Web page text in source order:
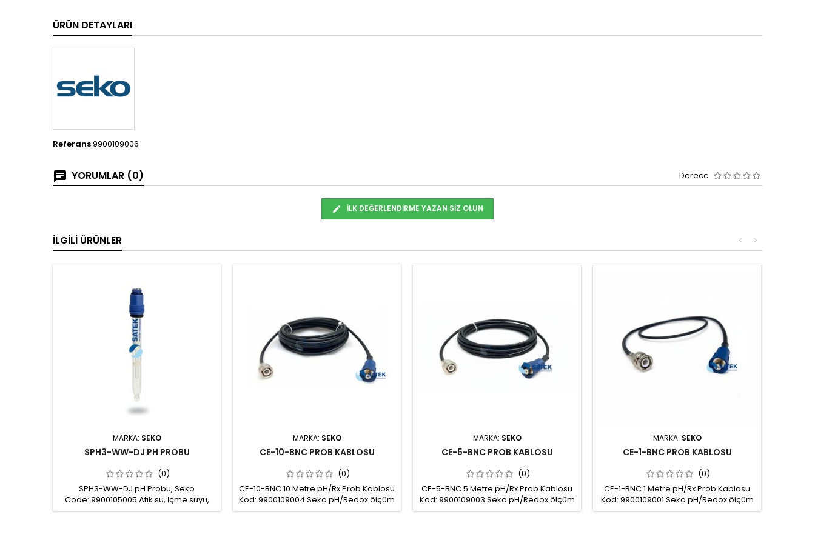
ÜRÜN DETAYLARI
Referans9900109006
YORUMLAR (0) Derece
İLK DEĞERLENDIRME YAZAN SIZ OLUN
İLGILI ÜRÜNLER >
<
MARKA: SEKO
SPH3-WW-DJ PH PROBU
(0)
SPH3-WW-DJ pH Probu, Seko
Code: 9900105005 Atık su, İçme suyu,
Soğutma kuleleri, Balık yetiştiriciliği ve
MARKA: SEKO
CE-10-BNC PROB KABLOSU
(0)
CE-10-BNC 10 Metre pH/Rx Prob Kablosu
Kod: 9900109004 Seko pH/Redox ölçüm
probları için S7 sonlandırmalı ve BNC
MARKA: SEKO
CE-5-BNC PROB KABLOSU
(0)
CE-5-BNC 5 Metre pH/Rx Prob Kablosu
Kod: 9900109003 Seko pH/Redox ölçüm
probları için S7 sonlandırmalı ve BNC
MARKA: SEKO
CE-1-BNC PROB KABLOSU
(0)
CE-1-BNC 1 Metre pH/Rx Prob Kablosu
Kod: 9900109001 Seko pH/Redox ölçüm
probları için S7 sonlandırmalı ve BNC